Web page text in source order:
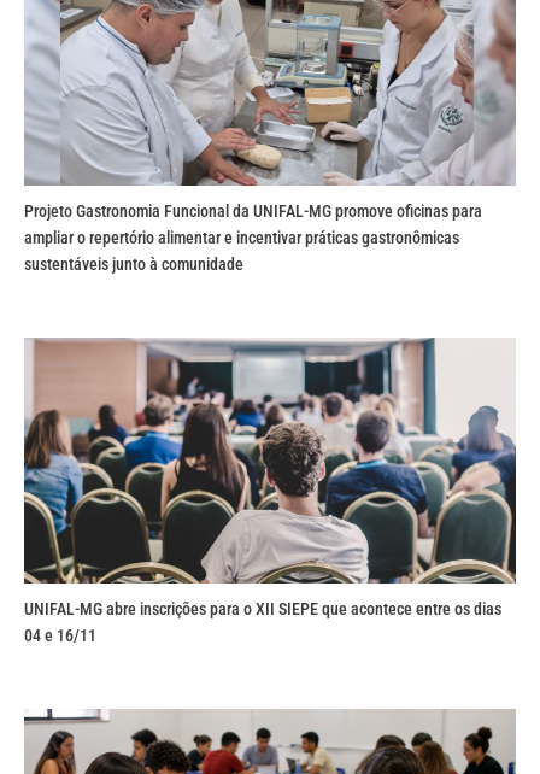
Projeto Gastronomia Funcional da UNIFAL-MG promove oficinas para
ampliar o repertório alimentar e incentivar práticas gastronômicas
sustentáveis junto à comunidade
UNIFAL-MG abre inscrições para o XII SIEPE que acontece entre os dias
04 e 16/11